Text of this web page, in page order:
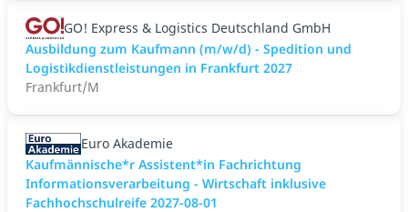
GO! Express & Logistics Deutschland GmbH
Ausbildung zum Kaufmann (m/w/d) - Spedition und
Logistikdienstleistungen in Frankfurt 2027
Frankfurt/M
Euro Akademie
Kaufmännische*r Assistent*in Fachrichtung
Informationsverarbeitung - Wirtschaft inklusive
Fachhochschulreife 2027-08-01